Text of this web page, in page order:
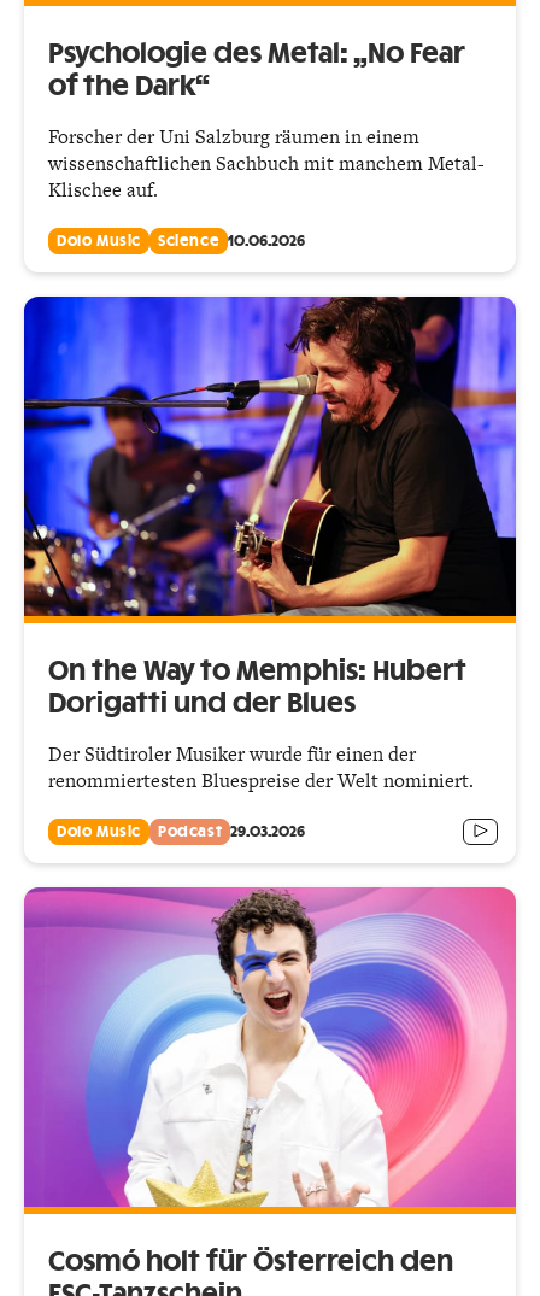
Psychologie des Metal: „No Fear
of the Dark“
Forscher der Uni Salzburg räumen in einem
wissenschaftlichen Sachbuch mit manchem Metal-
Klischee auf.
Dolo Music Science 10.06.2026
On the Way to Memphis: Hubert
Dorigatti und der Blues
Der Südtiroler Musiker wurde für einen der
renommiertesten Bluespreise der Welt nominiert.
Dolo Music Podcast 29.03.2026
Cosmó holt für Österreich den